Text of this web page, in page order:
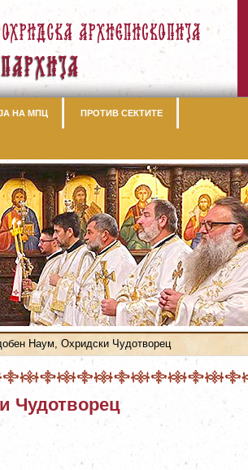
НА МПЦ ПРОТИВ СЕКТИТЕ
Наум, Охридски Чудотворец
Чудотворец